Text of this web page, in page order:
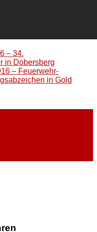
– 34.
in Dobersberg
– Feuerwehr-
in Gold